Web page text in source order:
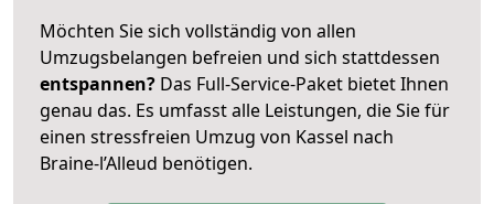
Möchten Sie sich vollständig von allen
Umzugsbelangen befreien und sich stattdessen
entspannen? Das Full-Service-Paket bietet Ihnen
genau das. Es umfasst alle Leistungen, die Sie für
einen stressfreien Umzug von Kassel nach
Braine-l’Alleud benötigen.